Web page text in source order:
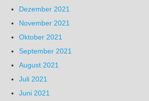
Dezember 2021
November 2021
Oktober 2021
September 2021
August 2021
Juli 2021
Juni 2021